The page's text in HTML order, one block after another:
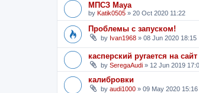
МПСЗ Maya
by Katik0505 » 20 Oct 2020 11:22
Проблемы с запуском!
by Ivan1968 » 08 Jun 2020 18:15
касперский ругается на сайт
by SeregaAudi » 12 Jun 2019
калибровки
by audi1000 » 09 May 2020 15:16